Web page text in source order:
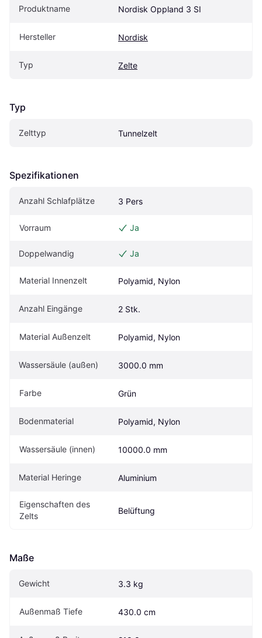
Produktname Nordisk Oppland 3 SI
Hersteller Nordisk
Typ Zelte
Typ
Zelttyp Tunnelzelt
Spezifikationen
Anzahl Schlafplätze 3 Pers
Vorraum Ja
Doppelwandig Ja
Material Innenzelt Polyamid, Nylon
Anzahl Eingänge 2 Stk.
Material Außenzelt Polyamid, Nylon
Wassersäule (außen) 3000.0 mm
Farbe Grün
Bodenmaterial Polyamid, Nylon
Wassersäule (innen) 10000.0 mm
Material Heringe Aluminium
Eigen­schaften des
Zelts
Belüftung
Maße
Gewicht 3.3 kg
Außenmaß Tiefe 430.0 cm